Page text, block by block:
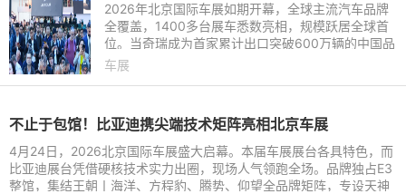
2026年北京国际车展如期开幕，全球主流汽车品牌
全覆盖，1400多台展车悉数亮相，规模跃居全球首
位。当奇瑞成为首家累计出口突破600万辆的中国品
牌，展台被超4000名外宾围得水泄不通时；当比亚
车展
不止于包馆！比亚迪携尖端技术矩阵亮相北京车展
4月24日，2026北京国际车展盛大启幕。本届车展展台各具特色，而
比亚迪展台凭借硬核技术实力出圈，现场人气领跑全场。品牌独占E3
整馆，集结王朝丨海洋、方程豹、腾势、仰望全品牌矩阵，专设天神